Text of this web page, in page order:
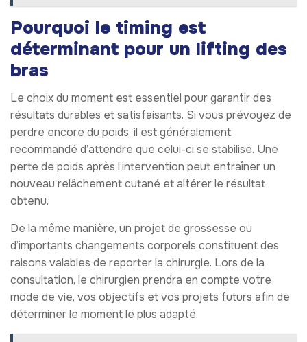
Pourquoi le timing est
déterminant pour un lifting des
bras
Le choix du moment est essentiel pour garantir des
résultats durables et satisfaisants. Si vous prévoyez de
perdre encore du poids, il est généralement
recommandé d’attendre que celui-ci se stabilise. Une
perte de poids après l’intervention peut entraîner un
nouveau relâchement cutané et altérer le résultat
obtenu.
De la même manière, un projet de grossesse ou
d’importants changements corporels constituent des
raisons valables de reporter la chirurgie. Lors de la
consultation, le chirurgien prendra en compte votre
mode de vie, vos objectifs et vos projets futurs afin de
déterminer le moment le plus adapté.